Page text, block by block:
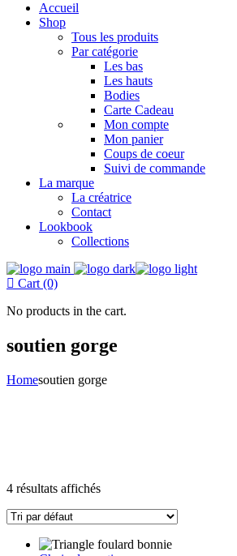
Accueil
Shop
Tous les produits
Par catégorie
Les bas
Les hauts
Bodies
Carte Cadeau
Mon compte
Mon panier
Coups de coeur
Suivi de commande
La marque
La créatrice
Contact
Lookbook
Collections
Cart (0)
No products in the cart.
soutien gorge
Homesoutien gorge
4 résultats affichés